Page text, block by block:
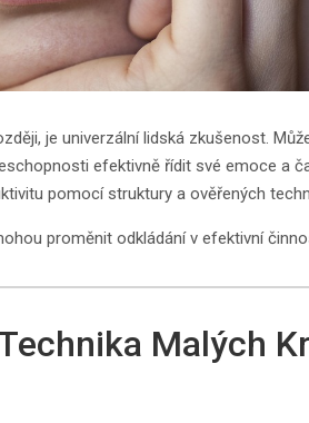
je univerzální lidská zkušenost.
efektivně řídit své emoce a
pomocí struktury a ověřených
proměnit odkládání v efektivní
Malých